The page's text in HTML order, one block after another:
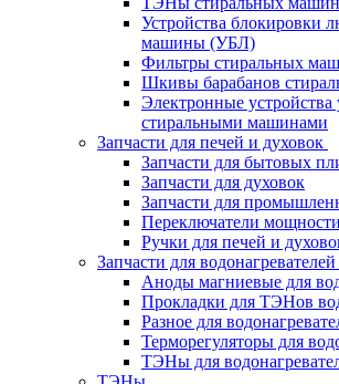
Устройства блокировки
машины (УБЛ)
Фильтры стиральных
Шкивы барабанов
Электронные устройства
стиральными машинами
Запчасти для печей и духовок
Запчасти для бытовых
Запчасти для духовок
Запчасти для
Переключатели
Ручки для печей и
Запчасти для водонагревателей
Аноды магниевые для
Прокладки для ТЭНов
Разное для
Терморегуляторы для
ТЭНы для